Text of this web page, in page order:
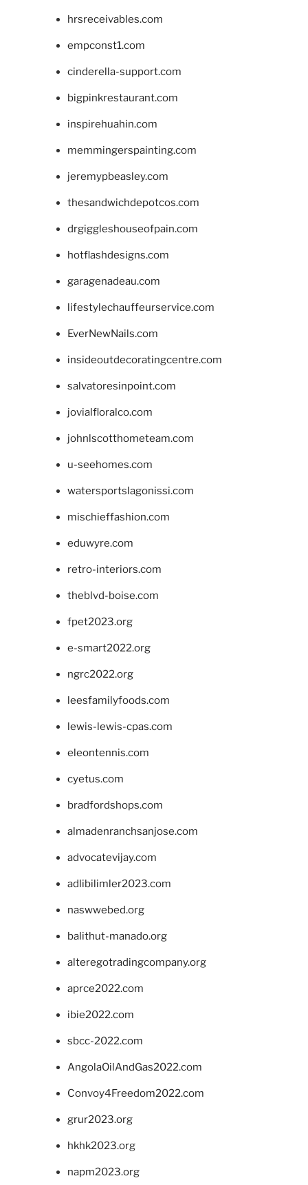
hrsreceivables.com
empconst1.com
cinderella-support.com
bigpinkrestaurant.com
inspirehuahin.com
memmingerspainting.com
jeremypbeasley.com
thesandwichdepotcos.com
drgiggleshouseofpain.com
hotflashdesigns.com
garagenadeau.com
lifestylechauffeurservice.com
EverNewNails.com
insideoutdecoratingcentre.com
salvatoresinpoint.com
jovialfloralco.com
johnlscotthometeam.com
u-seehomes.com
watersportslagonissi.com
mischieffashion.com
eduwyre.com
retro-interiors.com
theblvd-boise.com
fpet2023.org
e-smart2022.org
ngrc2022.org
leesfamilyfoods.com
lewis-lewis-cpas.com
eleontennis.com
cyetus.com
bradfordshops.com
almadenranchsanjose.com
advocatevijay.com
adlibilimler2023.com
naswwebed.org
balithut-manado.org
alteregotradingcompany.org
aprce2022.com
ibie2022.com
sbcc-2022.com
AngolaOilAndGas2022.com
Convoy4Freedom2022.com
grur2023.org
hkhk2023.org
napm2023.org